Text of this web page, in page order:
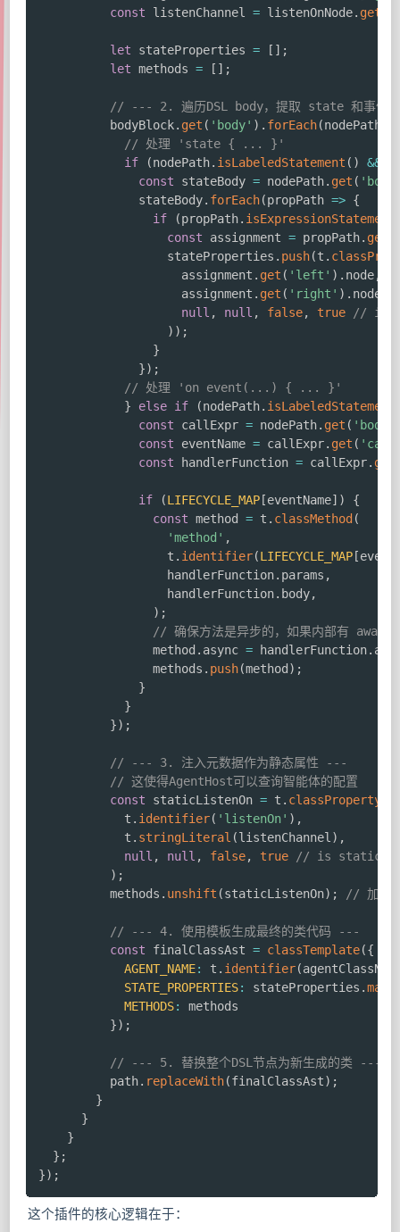
const listenChannel = listenOnNode. get
let stateProperties = [ ] ;
let methods = [ ] ;
// --- 2. 遍历DSL body，提取 state 和事件
          bodyBlock
. get ( 'body' ) . forEach(nodePath
// 处理 'state { ... }'
if
(nodePath. isLabeledStatement ( ) &&
const stateBody = nodePath. get (
              stateBody
. forEach(propPath => {
if
(propPath. isExpressionStatement
const assignment = propPath. get
                  stateProperties
. push(t .
                    assignment
. get ( 'left' ) . node,
                    assignment
. get ( 'right' ) . node
null , null , false, true
// is
) ) ;
}
}) ;
// 处理 'on event(...) { ... }'
}
else if (nodePath. isLabeledStatement
const callExpr = nodePath. get ( 'body'
const eventName = callExpr. get (
const handlerFunction = callExpr. get
if (LIFECYCLE_MAP[eventName] )
{
const method = t . classMethod (
'method' ,
                  t
. identifier(LIFECYCLE_MAP[
                  handlerFunction
. params ,
                  handlerFunction
. body,
) ;
// 确保方法是异步的，如果内部有 await
                method
. async = handlerFunction.
                methods
. push(method ) ;
}
}
}) ;
// --- 3. 注入元数据作为静态属性 ---
// 这使得AgentHost可以查询智能体的配置
const staticListenOn = t . classProperty
            t
. identifier( 'listenOn' ) ,
            t
. stringLiteral (listenChannel ) ,
null , null , false, true
// is static
) ;
          methods
. unshift (staticListenOn) ; // 加到
// --- 4. 使用模板生成最终的类代码 ---
const finalClassAst = classTemplate({
AGENT_NAME: t . identifier(
STATE_PROPERTIES: stateProperties .map
METHODS:
methods
}) ;
// --- 5. 替换整个DSL节点为新生成的类 ---
          path
. replaceWith(finalClassAst) ;
}
}
}
} ;
}) ;
这个插件的核心逻辑在于：